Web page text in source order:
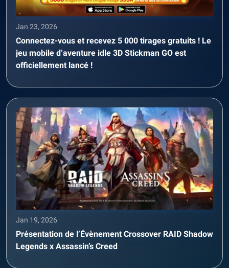
Jan 23, 2026
Connectez-vous et recevez 5 000 tirages gratuits ! Le
jeu mobile d’aventure idle 3D Stickman GO est
officiellement lancé !
Jan 19, 2026
Présentation de l’Évènement Crossover RAID Shadow
Legends x Assassin’s Creed